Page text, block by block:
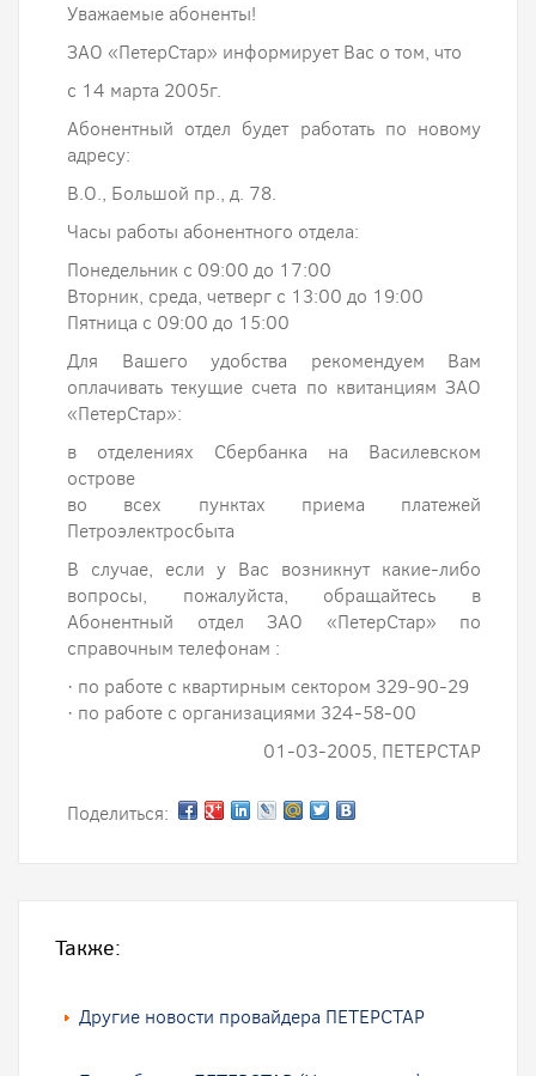
Уважаемые абоненты!
ЗАО «ПетерСтар» информирует Вас о том, что
с 14 марта 2005г.
Абонентный отдел будет работать по новому
адресу:
В.О., Большой пр., д. 78.
Часы работы абонентного отдела:
Понедельник с 09:00 до 17:00
Вторник, среда, четверг с 13:00 до 19:00
Пятница с 09:00 до 15:00
Для Вашего удобства рекомендуем Вам
оплачивать текущие счета по квитанциям ЗАО
«ПетерСтар»:
в отделениях Сбербанка на Василевском
острове
во всех пунктах приема платежей
Петроэлектросбыта
В случае, если у Вас возникнут какие-либо
вопросы, пожалуйста, обращайтесь в
Абонентный отдел ЗАО «ПетерСтар» по
справочным телефонам :
· по работе с квартирным сектором 329-90-29
· по работе с организациями 324-58-00
01-03-2005, ПЕТЕРСТАР
Поделиться:
Также:
Другие новости провайдера ПЕТЕРСТАР